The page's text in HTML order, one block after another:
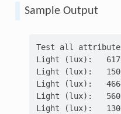
Sample Output
Test all
Light (lux):
Light (lux):
Light (lux):
Light (lux):
Light (lux):